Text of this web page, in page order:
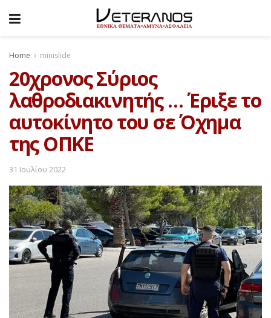
Home minislide
20χρονος Σύριος
λαθροδιακινητής … Έριξε το
αυτοκίνητο του σε Όχημα
της ΟΠΚΕ
31 Ιουλίου 2022